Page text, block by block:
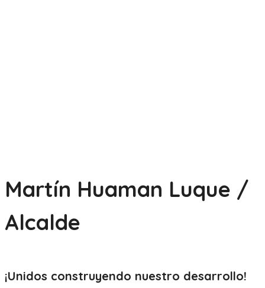
Martín Huaman Luque /
Alcalde
¡Unidos construyendo nuestro desarrollo!